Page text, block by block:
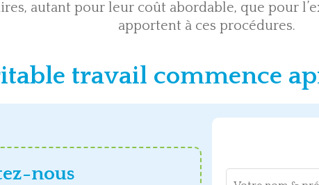
autant pour leur coût abordable, que pour
apportent à ces procédures.
travail commence
nous